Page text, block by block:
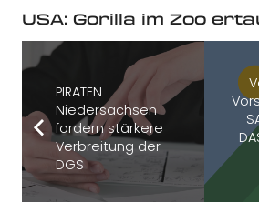
USA: Gorilla im Zoo
PIRATEN
Niedersachsen
fordern stärkere
Verbreitung der
DGS